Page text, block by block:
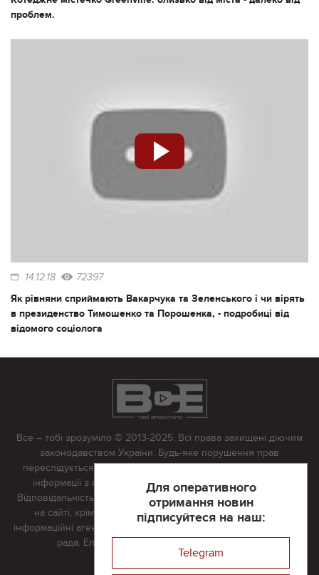
проблем.
14.12.18 72397
Як рівняни сприймають Вакарчука та Зеленського і чи вірять
в президенство Тимошенко та Порошенка, - подробиці від
відомого соціолога
Для оперативного
отримання новин
підписуйтеся на наш:
Telegram
Все – тобі зрозуміло © 2013-2025. Всі права захищені діючим
законодавством України. Будь-яке порушення прав
переслідується в судовому порядку. Будь-яке відтворення
інформації з сайту тільки з письмово дозволу редакції.
Відповідальність за достовірність усіх матеріалів, розміщених
на сайті, крім матеріалів, які містять посилання на інші
інформаційні агентства або інтернет-видання, несе редакційна
рада. Електронна пошта: